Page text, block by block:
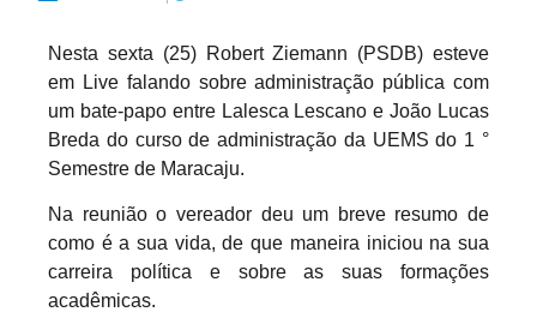
Nesta sexta (25) Robert Ziemann (PSDB) esteve
em Live falando sobre administração pública com
um bate-papo entre Lalesca Lescano e João Lucas
Breda do curso de administração da UEMS do 1 °
Semestre de Maracaju.
Na reunião o vereador deu um breve resumo de
como é a sua vida, de que maneira iniciou na sua
carreira política e sobre as suas formações
acadêmicas.